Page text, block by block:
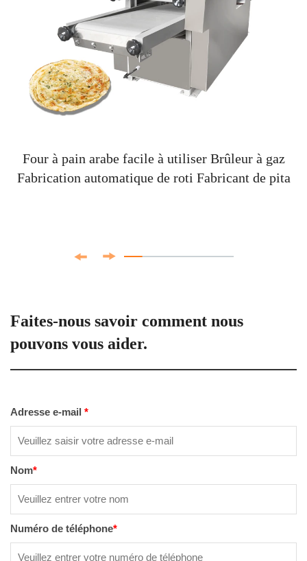
Four à pain arabe facile à utiliser Brûleur à gaz
Fabrication automatique de roti Fabricant de pita
Faites-nous savoir comment nous
pouvons vous aider.
Adresse e-mail *
Nom*
Numéro de téléphone*